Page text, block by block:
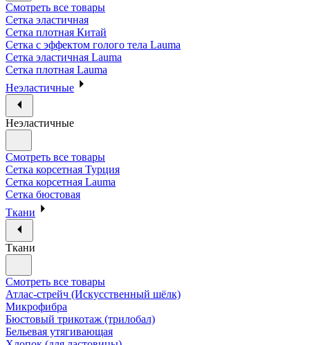
Смотреть все товары
Сетка эластичная
Сетка плотная Китай
Сетка с эффектом голого тела Lauma
Сетка эластичная Lauma
Сетка плотная Lauma
Неэластичные
Неэластичные
Смотреть все товары
Сетка корсетная Турция
Сетка корсетная Lauma
Сетка бюстовая
Ткани
Ткани
Смотреть все товары
Атлас-стрейч (Искусственный шёлк)
Микрофибра
Бюстовый трикотаж (трилобал)
Бельевая утягивающая